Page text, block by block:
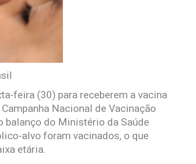
feira (30) para receberem a vacina
Nacional de Vacinação
do Ministério da Saúde
alvo foram vacinados, o que
etária.